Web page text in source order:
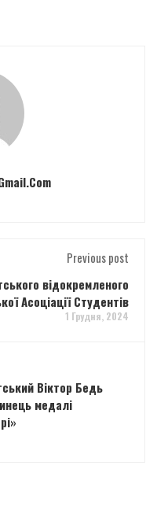
Previous post
відокремленого
Асоціації Студентів
1 Грудня, 2024
Віктор Бедь
медалі